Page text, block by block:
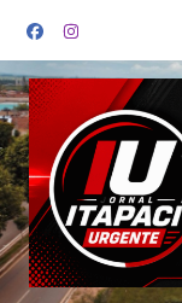
para
o
conteúdo